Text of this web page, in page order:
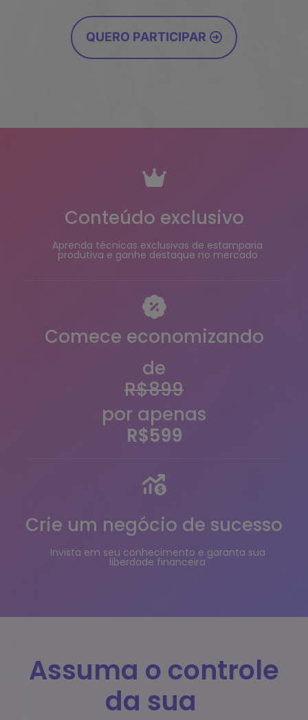
QUERO PARTICIPAR
Conteúdo exclusivo
Aprenda técnicas exclusivas de estamparia
produtiva e ganhe destaque no mercado
Comece economizando
de
R$899
por apenas
R$599
Crie um negócio de sucesso
Invista em seu conhecimento e garanta sua
liberdade financeira
Assuma o controle
da suacria